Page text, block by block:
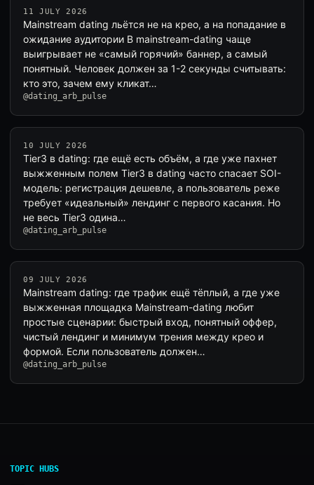
11 JULY 2026
Mainstream dating льётся не на крео, а на попадание в
ожидание аудитории В mainstream-dating чаще
выигрывает не «самый горячий» баннер, а самый
понятный. Человек должен за 1-2 секунды считывать:
кто это, зачем ему кликат…
@dating_arb_pulse
10 JULY 2026
Tier3 в dating: где ещё есть объём, а где уже пахнет
выжженным полем Tier3 в dating часто спасает SOI-
модель: регистрация дешевле, а пользователь реже
требует «идеальный» лендинг с первого касания. Но
не весь Tier3 одина…
@dating_arb_pulse
09 JULY 2026
Mainstream dating: где трафик ещё тёплый, а где уже
выжженная площадка Mainstream-dating любит
простые сценарии: быстрый вход, понятный оффер,
чистый лендинг и минимум трения между крео и
формой. Если пользователь должен…
@dating_arb_pulse
TOPIC HUBS